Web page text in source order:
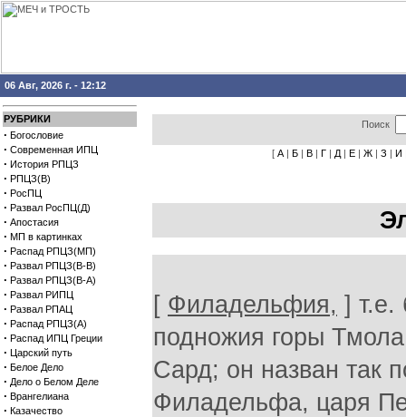
06 Авг, 2026 г. - 12:12
РУБРИКИ
· Богословие
· Современная ИПЦ
· История РПЦЗ
· РПЦЗ(В)
· РосПЦ
· Развал РосПЦ(Д)
· Апостасия
· МП в картинках
· Распад РПЦЗ(МП)
· Развал РПЦЗ(В-В)
· Развал РПЦЗ(В-А)
· Развал РИПЦ
· Развал РПАЦ
· Распад РПЦЗ(А)
· Распад ИПЦ Греции
· Царский путь
· Белое Дело
· Дело о Белом Деле
· Врангелиана
· Казачество
Поиск
[ А | Б | В | Г | Д | Е | Ж | З | И
[ Филадельфия, ] т.е.
подножия горы
Сард; он назван так
Филадельфа, царя